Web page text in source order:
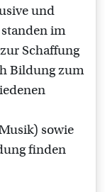
und
im
Schaffung
Bildung zum
sowie
finden